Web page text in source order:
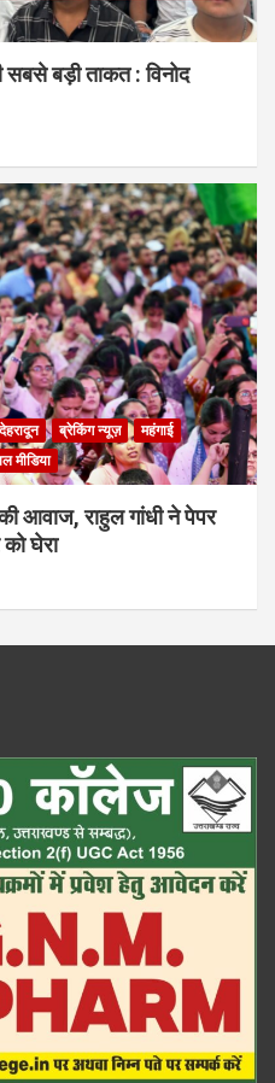
सबसे बड़ी ताकत : विनोद
देहरादून ब्रेकिंग न्यूज़
महंगाई
मीडिया
आवाज, राहुल गांधी ने पेपर
घेरा